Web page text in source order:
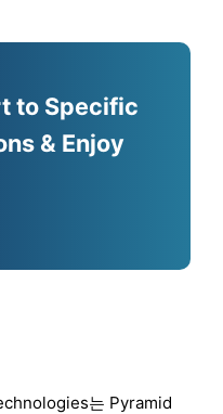
to Specific
& Enjoy
는 Pyramid